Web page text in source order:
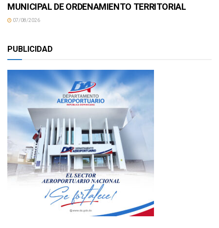
MUNICIPAL DE ORDENAMIENTO TERRITORIAL
07/08/2026
PUBLICIDAD